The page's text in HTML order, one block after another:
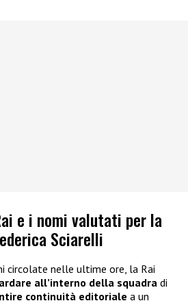
e i nomi valutati per la
Sciarelli
circolate nelle ultime ore, la Rai
all’interno della squadradi
continuità editoriale a un